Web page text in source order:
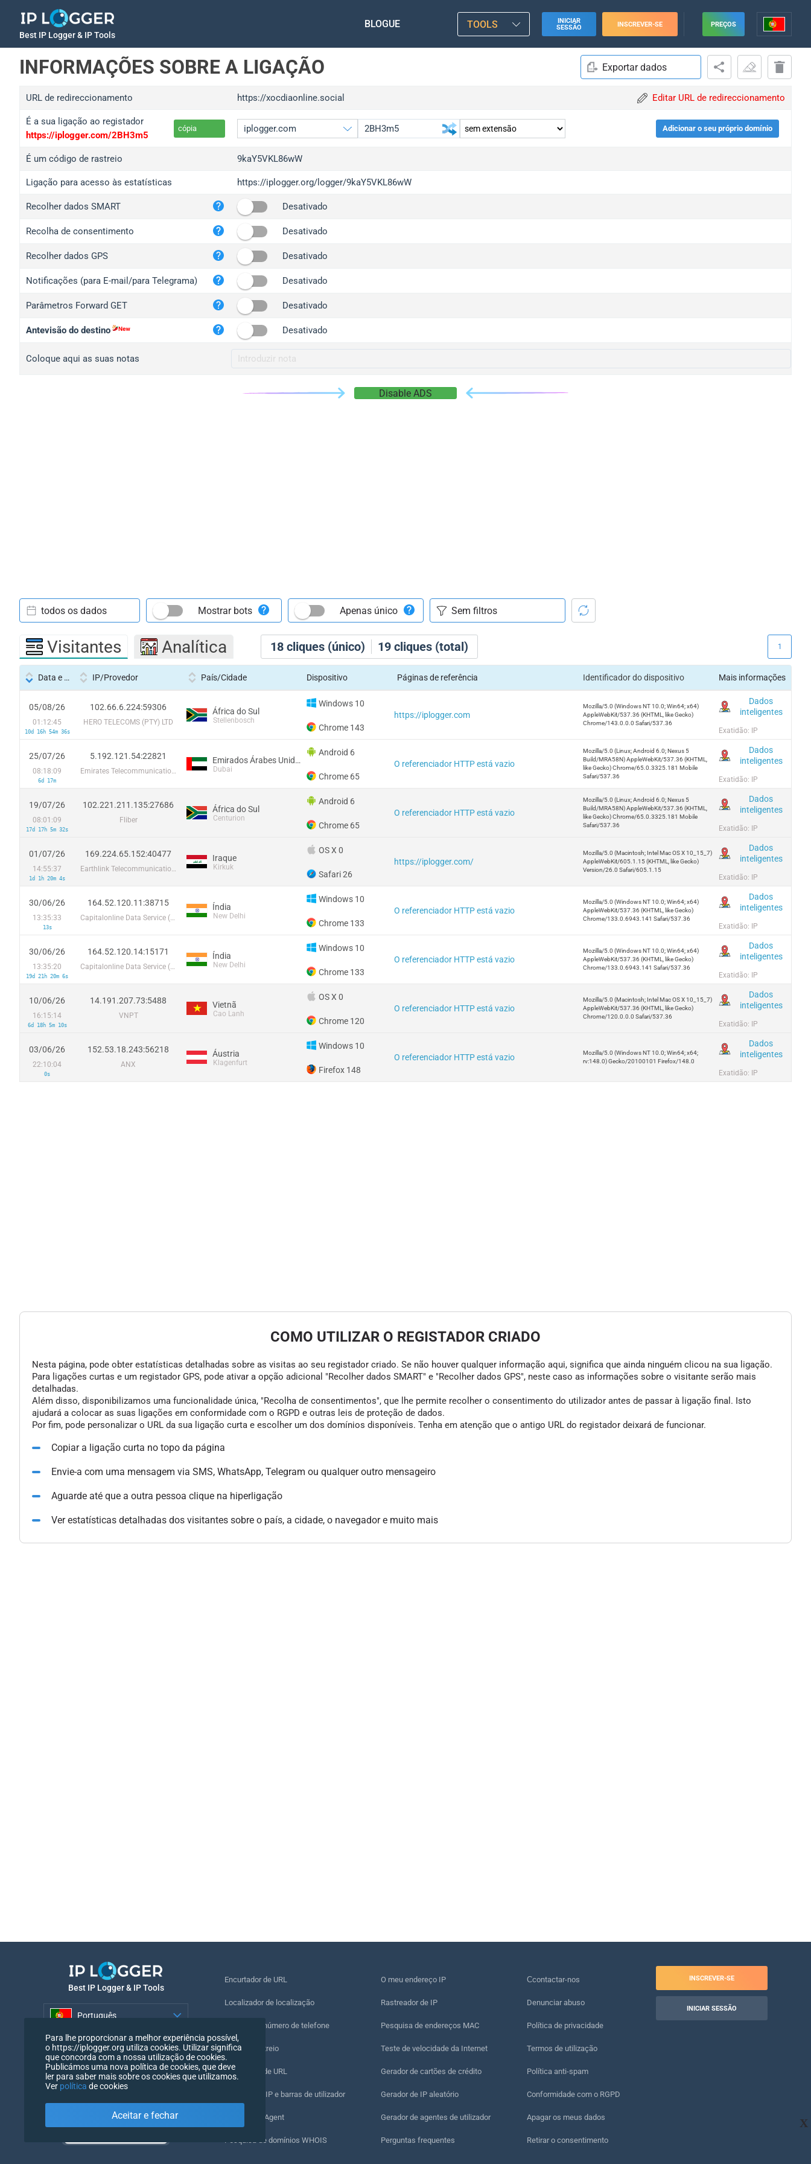
Best IP Logger & IP Tools
BLOGUE TOOLS
INICIAR
SESSÃO
INSCREVER-SE PREÇOS
INFORMAÇÕES SOBRE A LIGAÇÃO Exportar dados
URL de redireccionamento https://xocdiaonline.social Editar URL de redireccionamento
É a sua ligação ao registador
https://iplogger.com/2BH3m5
cópia
iplogger.org
wl.gl
ed.tc
iplogger.com
iplogger.co
2no.co
yip.su
iplogger.info
Adicionar o seu próprio domínio
É um código de rastreio 9kaY5VKL86wW
Ligação para acesso às estatísticas https://iplogger.org/logger/9kaY5VKL86wW
Recolher dados SMART Desativado
Recolha de consentimento Desativado
Recolher dados GPS Desativado
Notificações (para E-mail/para Telegrama) Desativado
Parâmetros Forward GET Desativado
Antevisão do destino Desativado
Coloque aqui as suas notas
Disable ADS
18 cliques (único) 19 cliques (total)
todos os dados Mostrar bots Apenas único
Visitantes Analítica 1
Data e hora IP/Provedor País/Cidade Dispositivo Páginas de referência Identificador do dispositivo Mais informações
05/08/26
01:12:45
10d 16h 54m 36s
102.66.6.224:59306
HERO TELECOMS (PTY) LTD
África do Sul
Stellenbosch
Windows 10
Chrome 143
https://iplogger.com
Mozilla/5.0 (Windows NT 10.0; Win64; x64)
AppleWebKit/537.36 (KHTML, like Gecko)
Chrome/143.0.0.0 Safari/537.36
Dados
inteligentes
Exatidão: IP
25/07/26
08:18:09
6d 17m
5.192.121.54:22821
Emirates Telecommunications Corporation
Emirados Árabes Unidos
Dubai
Android 6
Chrome 65
O referenciador HTTP está vazio
Mozilla/5.0 (Linux; Android 6.0; Nexus 5
Build/MRA58N) AppleWebKit/537.36 (KHTML,
like Gecko) Chrome/65.0.3325.181 Mobile
Safari/537.36
Dados
inteligentes
Exatidão: IP
19/07/26
08:01:09
17d 17h 5m 32s
102.221.211.135:27686
Fliber
África do Sul
Centurion
Android 6
Chrome 65
O referenciador HTTP está vazio
Mozilla/5.0 (Linux; Android 6.0; Nexus 5
Build/MRA58N) AppleWebKit/537.36 (KHTML,
like Gecko) Chrome/65.0.3325.181 Mobile
Safari/537.36
Dados
inteligentes
Exatidão: IP
01/07/26
14:55:37
1d 1h 20m 4s
169.224.65.152:40477
Earthlink Telecommunications Equipment Trading & Services DMCC
Iraque
Kirkuk
OS X 0
Safari 26
https://iplogger.com/
Mozilla/5.0 (Macintosh; Intel Mac OS X 10_15_7)
AppleWebKit/605.1.15 (KHTML, like Gecko)
Version/26.0 Safari/605.1.15
Dados
inteligentes
Exatidão: IP
30/06/26
13:35:33
13s
164.52.120.11:38715
Capitalonline Data Service (HK) Co
Índia
New Delhi
Windows 10
Chrome 133
O referenciador HTTP está vazio
Mozilla/5.0 (Windows NT 10.0; Win64; x64)
AppleWebKit/537.36 (KHTML, like Gecko)
Chrome/133.0.6943.141 Safari/537.36
Dados
inteligentes
Exatidão: IP
30/06/26
13:35:20
19d 21h 20m 6s
164.52.120.14:15171
Capitalonline Data Service (HK) Co
Índia
New Delhi
Windows 10
Chrome 133
O referenciador HTTP está vazio
Mozilla/5.0 (Windows NT 10.0; Win64; x64)
AppleWebKit/537.36 (KHTML, like Gecko)
Chrome/133.0.6943.141 Safari/537.36
Dados
inteligentes
Exatidão: IP
10/06/26
16:15:14
6d 18h 5m 10s
14.191.207.73:5488
VNPT
Vietnã
Cao Lanh
OS X 0
Chrome 120
O referenciador HTTP está vazio
Mozilla/5.0 (Macintosh; Intel Mac OS X 10_15_7)
AppleWebKit/537.36 (KHTML, like Gecko)
Chrome/120.0.0.0 Safari/537.36
Dados
inteligentes
Exatidão: IP
03/06/26
22:10:04
0s
152.53.18.243:56218
ANX
Áustria
Klagenfurt
Windows 10
Firefox 148
O referenciador HTTP está vazio
Mozilla/5.0 (Windows NT 10.0; Win64; x64;
rv:148.0) Gecko/20100101 Firefox/148.0
Dados
inteligentes
Exatidão: IP
COMO UTILIZAR O REGISTADOR CRIADO
Nesta página, pode obter estatísticas detalhadas sobre as visitas ao seu registador criado. Se não houver qualquer informação aqui, significa que ainda ninguém clicou na sua ligação.
Para ligações curtas e um registador GPS, pode ativar a opção adicional "Recolher dados SMART" e "Recolher dados GPS", neste caso as informações sobre o visitante serão mais
detalhadas.
Além disso, disponibilizamos uma funcionalidade única, "Recolha de consentimentos", que lhe permite recolher o consentimento do utilizador antes de passar à ligação final. Isto
ajudará a colocar as suas ligações em conformidade com o RGPD e outras leis de proteção de dados.
Por fim, pode personalizar o URL da sua ligação curta e escolher um dos domínios disponíveis. Tenha em atenção que o antigo URL do registador deixará de funcionar.
Copiar a ligação curta no topo da página
Envie-a com uma mensagem via SMS, WhatsApp, Telegram ou qualquer outro mensageiro
Aguarde até que a outra pessoa clique na hiperligação
Ver estatísticas detalhadas dos visitantes sobre o país, a cidade, o navegador e muito mais
X
Best IP Logger & IP Tools
Português
Português
Encurtador de URL
Localizador de localização
Localizar o número de telefone
Pixel de rastreio
Verificador de URL
Contadores IP e barras de utilizador
O meu UserAgent
Pesquisa de domínios WHOIS
O meu endereço IP
Rastreador de IP
Pesquisa de endereços MAC
Teste de velocidade da Internet
Gerador de cartões de crédito
Gerador de IP aleatório
Gerador de agentes de utilizador
Perguntas frequentes
Сcontactar-nos
Denunciar abuso
Política de privacidade
Termos de utilização
Política anti-spam
Conformidade com o RGPD
Apagar os meus dados
Retirar o consentimento
INSCREVER-SE
INICIAR SESSÃO
Para lhe proporcionar a melhor experiência possível,
o https://iplogger.org utiliza cookies. Utilizar significa
que concorda com a nossa utilização de cookies.
Publicámos uma nova política de cookies, que deve
ler para saber mais sobre os cookies que utilizamos.
Ver política de cookies
Aceitar e fechar